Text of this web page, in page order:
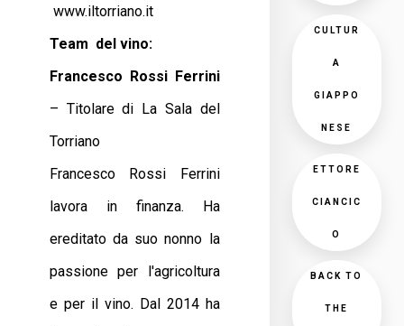
www.iltorriano.it
Team del vino:
Francesco Rossi Ferrini
– Titolare di La Sala del
Torriano
Francesco Rossi Ferrini
lavora in finanza. Ha
ereditato da suo nonno la
passione per l'agricoltura
e per il vino. Dal 2014 ha
CULTUR
A
GIAPPO
NESE
ETTORE
CIANCIC
O
BACK TO
THE